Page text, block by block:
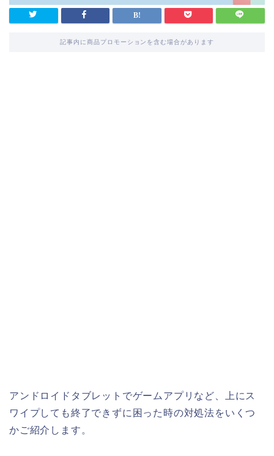
記事内に商品プロモーションを含む場合があります
アンドロイドタブレットでゲームアプリなど、上にス
ワイプしても終了できずに困った時の対処法をいくつ
かご紹介します。